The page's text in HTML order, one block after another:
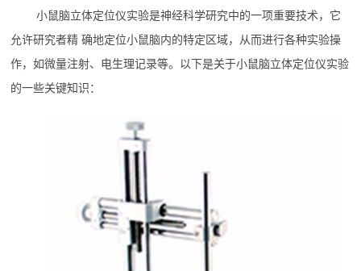
小鼠脑立体定位仪实验是神经科学研究中的一项重要技术，它
允许研究者精 确地定位小鼠脑内的特定区域，从而进行各种实验操
作，如微量注射、电生理记录等。以下是关于小鼠脑立体定位仪实验
的一些关键知识：